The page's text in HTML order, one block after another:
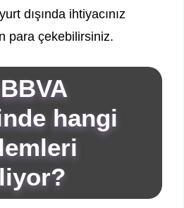
dışında ihtiyacınız
para çekebilirsiniz.
hangi